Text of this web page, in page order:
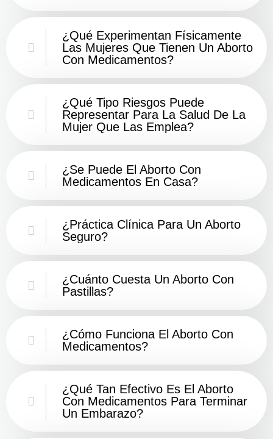
¿Qué Experimentan Físicamente
Las Mujeres Que Tienen Un Aborto
Con Medicamentos?
¿Qué Tipo Riesgos Puede
Representar Para La Salud De La
Mujer Que Las Emplea?
¿Se Puede El Aborto Con
Medicamentos En Casa?
¿Práctica Clínica Para Un Aborto
Seguro?
¿Cuánto Cuesta Un Aborto Con
Pastillas?
¿Cómo Funciona El Aborto Con
Medicamentos?
¿Qué Tan Efectivo Es El Aborto
Con Medicamentos Para Terminar
Un Embarazo?